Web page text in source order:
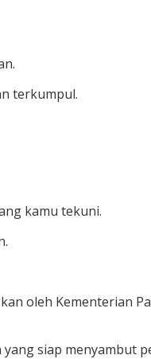
terkumpul.
kamu tekuni.
oleh Kementerian
siap menyambut